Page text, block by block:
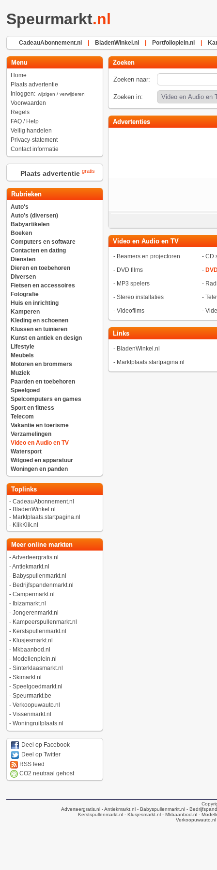
Speurmarkt.nl
CadeauAbonnement.nl BladenWinkel.nl Portfolioplein.nl
Menu
Home
Plaats advertentie
Inloggen: wijzigen / verwijderen
Voorwaarden
Regels
FAQ / Help
Veilig handelen
Privacy-statement
Contact informatie
Plaats advertentie gratis
Rubrieken
Auto's
Auto's (diversen)
Babyartikelen
Boeken
Computers en software
Contacten en dating
Diensten
Dieren en toebehoren
Diversen
Fietsen en accessoires
Fotografie
Huis en inrichting
Kamperen
Kleding en schoenen
Klussen en tuinieren
Kunst en antiek en design
Lifestyle
Meubels
Motoren en brommers
Muziek
Paarden en toebehoren
Speelgoed
Spelcomputers en games
Sport en fitness
Telecom
Vakantie en toerisme
Verzamelingen
Video en Audio en TV
Watersport
Witgoed en apparatuur
Woningen en panden
Toplinks
- CadeauAbonnement.nl
- BladenWinkel.nl
- Marktplaats.startpagina.nl
- KlikKlik.nl
Meer online markten
-Adverteergratis.nl
-Antiekmarkt.nl
- Babyspullenmarkt.nl
- Bedrijfspandenmarkt.nl
- Campermarkt.nl
- Ibizamarkt.nl
- Jongerenmarkt.nl
- Kampeerspullenmarkt.nl
- Kerstspullenmarkt.nl
- Klusjesmarkt.nl
- Mkbaanbod.nl
- Modellenplein.nl
- Sinterklaasmarkt.nl
- Skimarkt.nl
- Speelgoedmarkt.nl
- Speurmarkt.be
- Verkoopuwauto.nl
- Vissenmarkt.nl
- Woningruilplaats.nl
Deel op Facebook
Deel op Twitter
RSS feed
CO2 neutraal gehost
Zoeken
Zoeken naar:
Zoeken in:
Advertenties
Video en Audio en TV
- Beamers en projectoren - CD
- DVD films -
- MP3 spelers -
- Stereo installaties -
- Videofilms -
Links
- BladenWinkel.nl
- Marktplaats.startpagina.nl
Adverteergratis.nl - Antiekmarkt.nl - Babyspullenmarkt.nl -
Kerstspullenmarkt.nl - Klusjesmarkt.nl - Mkbaanbod.nl -
Verkoopuwauto.nl